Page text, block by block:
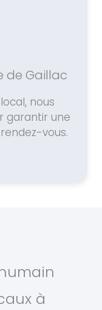
de Gaillac
nous
garantir une
vous.
à